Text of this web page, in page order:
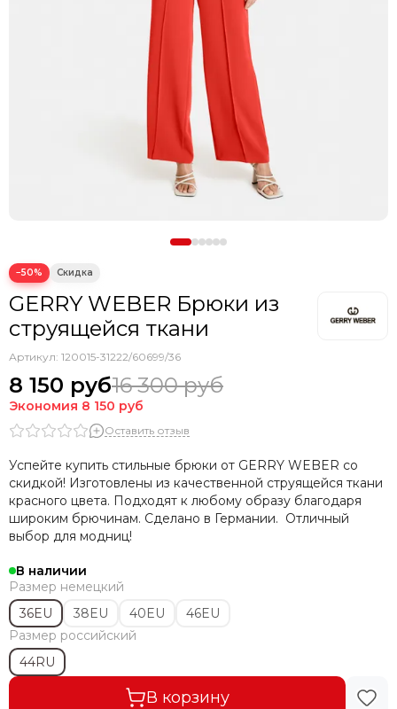
−50%
GERRY WEBER Брюки из
струящейся ткани
Артикул: 120015-31222/60699/36
8 150 руб16 300 руб
Экономия 8 150 руб
Оставить отзыв
Успейте купить стильные брюки от GERRY WEBER со
скидкой! Изготовлены из качественной струящейся ткани
красного цвета. Подходят к любому образу благодаря
широким брючинам. Сделано в Германии. Отличный
выбор для модниц!
В наличии
Размер немецкий
36EU
38EU 40EU
46EU
Размер российский
44RU
В корзину